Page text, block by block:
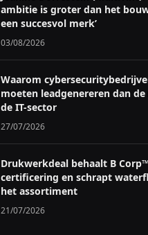
ambitie is groter dan het
een succesvol merk’
03/08/2026
Waarom
moeten leadgenereren dan
de IT-sector
27/07/2026
Drukwerkdeal behaalt B
certificering en schrapt
het assortiment
21/07/2026